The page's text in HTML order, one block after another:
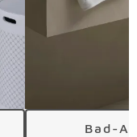
Bad-